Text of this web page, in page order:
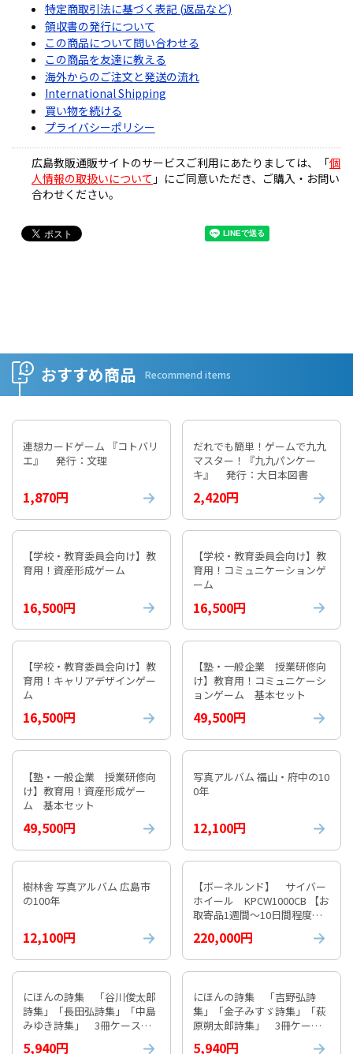
特定商取引法に基づく表記 (返品など)
領収書の発行について
この商品について問い合わせる
この商品を友達に教える
海外からのご注文と発送の流れ
International Shipping
買い物を続ける
プライバシーポリシー
広島教販通販サイトのサービスご利用にあたりましては、「個
人情報の取扱いについて 」にご同意いただき、ご購入・お問い
合わせください。
おすすめ商品 Recommend items
連想カードゲーム 『コトバリ
エ』 発行：文理
1,870円
だれでも簡単！ゲームで九九
マスター！『九九パンケー
キ』 発行：大日本図書
2,420円
【学校・教育委員会向け】教
育用！資産形成ゲーム
16,500円
【学校・教育委員会向け】教
育用！コミュニケーションゲ
ーム
16,500円
【学校・教育委員会向け】教
育用！キャリアデザインゲー
ム
16,500円
【塾・一般企業 授業研修向
け】教育用！コミュニケーシ
ョンゲーム 基本セット
49,500円
【塾・一般企業 授業研修向
け】教育用！資産形成ゲー
ム 基本セット
49,500円
写真アルバム 福山・府中の10
0年
12,100円
樹林舎 写真アルバム 広島市
の100年
12,100円
【ボーネルンド】 サイバー
ホイール KPCW1000CB 【お
取寄品1週間～10日間程度か
かります】 紹介動画付
220,000円
にほんの詩集 「谷川俊太郎
詩集」「長田弘詩集」「中島
みゆき詩集」 3冊ケース入
5,940円
にほんの詩集 「吉野弘詩
集」「金子みすゞ詩集」「萩
原朔太郎詩集」 3冊ケース
入り⓶
5,940円